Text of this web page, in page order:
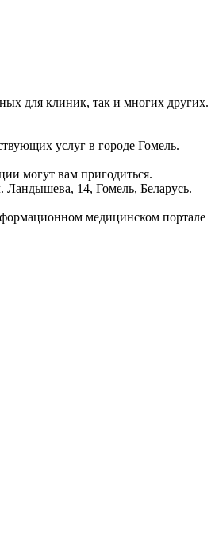
для клиник, так и многих других.
услуг в городе Гомель.
могут вам пригодиться.
14, Гомель, Беларусь.
медицинском портале